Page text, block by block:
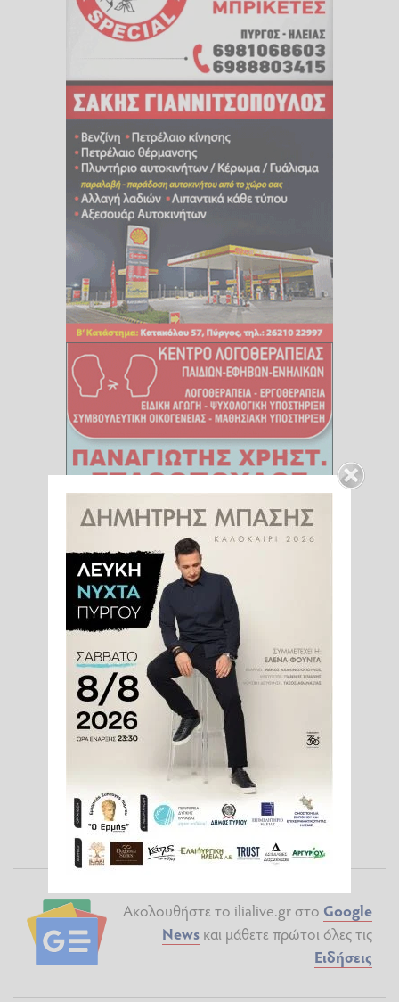
Ακολουθήστε το ilialive.gr στο Google
News και μάθετε πρώτοι όλες τις
Ειδήσεις